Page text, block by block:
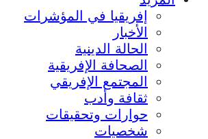
إفريقيا في المؤشرات
الأخبار
الحالة الدينية
الصحافة الإفريقية
المجتمع الإفريقي
ثقافة وأدب
حوارات وتحقيقات
شخصيات